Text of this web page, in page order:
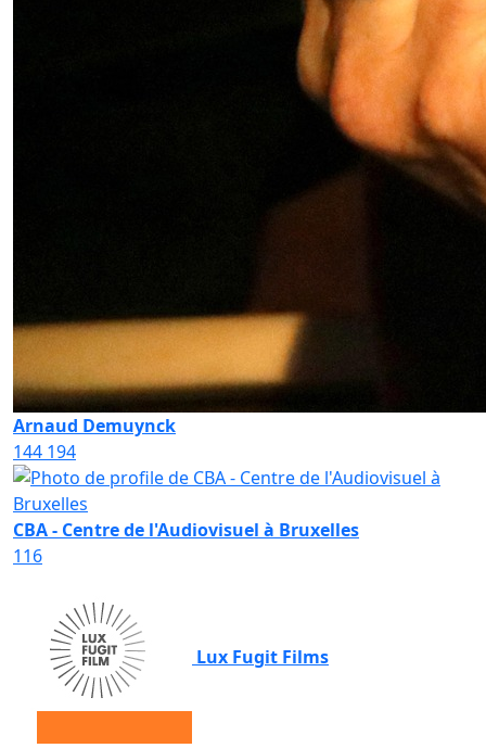
Arnaud Demuynck
144 194
CBA - Centre de l'Audiovisuel à Bruxelles
116
Lux Fugit Films